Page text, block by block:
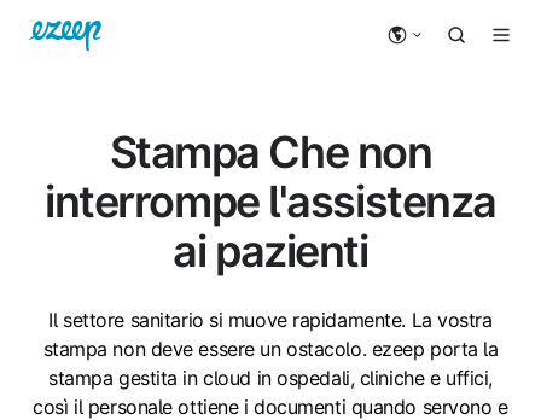
Stampa Che non
interrompe l'assistenza
ai pazienti
Il settore sanitario si muove rapidamente. La vostra
stampa non deve essere un ostacolo. ezeep porta la
stampa gestita in cloud in ospedali, cliniche e uffici,
così il personale ottiene i documenti quando servono e